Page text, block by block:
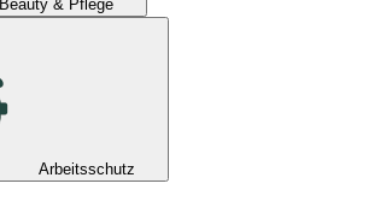
Beauty & Pflege
Arbeitsschutz